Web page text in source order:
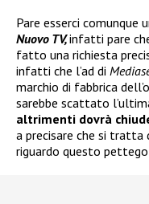
Pare esserci comunque
Nuovo TV,infatti pare
fatto una richiesta
infatti che l’ad di
marchio di fabbrica
sarebbe scattato
altrimenti dovrà
a precisare che si tratta
riguardo questo